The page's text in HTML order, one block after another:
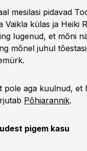
mesilasi pidavad
Vaikla külas ja Heiki
lugenud, et mõni
mõnel juhul
pole aga kuulnud, et
Põhjarannik.
pigem kasu